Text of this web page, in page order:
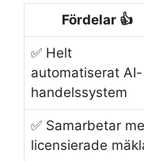
Fördelar 👍
✅ Helt
automatiserat AI-
handelssystem
✅ Samarbetar
licensierade